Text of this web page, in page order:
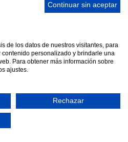
Continuar sin aceptar
de los datos de nuestros visitantes, para
personalizado y brindarle una
Para obtener más información sobre
ajustes.
Rechazar